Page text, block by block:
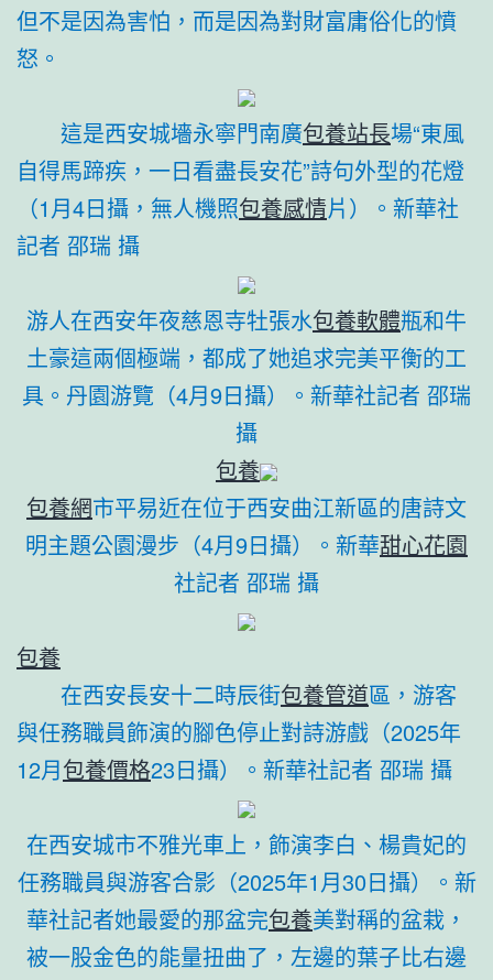
但不是因為害怕，而是因為對財富庸俗化的憤
怒。
這是西安城墻永寧門南廣包養站長場“東風
自得馬蹄疾，一日看盡長安花”詩句外型的花燈
（1月4日攝，無人機照包養感情片）。 新華社
記者 邵瑞 攝
游人在西安年夜慈恩寺牡張水包養軟體瓶和牛
土豪這兩個極端，都成了她追求完美平衡的工
具。丹園游覽（4月9日攝）。新華社記者 邵瑞
攝
包養
包養網市平易近在位于西安曲江新區的唐詩文
明主題公園漫步（4月9日攝）。新華甜心花園
社記者 邵瑞 攝
包養
在西安長安十二時辰街包養管道區，游客
與任務職員飾演的腳色停止對詩游戲（2025年
12月包養價格23日攝）。 新華社記者 邵瑞 攝
在西安城市不雅光車上，飾演李白、楊貴妃的
任務職員與游客合影（2025年1月30日攝）。新
華社記者她最愛的那盆完包養美對稱的盆栽，
被一股金色的能量扭曲了，左邊的葉子比右邊